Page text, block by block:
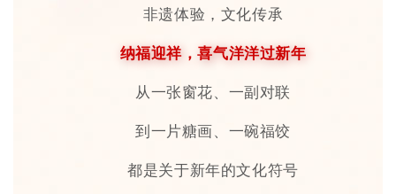
非遗体验，文化传承
纳福迎祥，喜气洋洋过新年
从一张窗花、一副对联
到一片糖画、一碗福饺
都是关于新年的文化符号